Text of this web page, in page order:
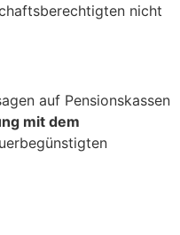
nicht
auf Pensionskassen
mit dem